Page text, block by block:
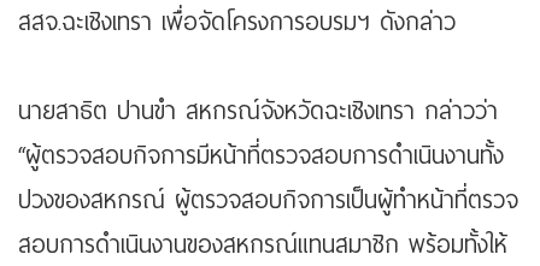
สสจ.ฉะเชิงเทรา เพื่อจัดโครงการอบรมฯ ดังกล่าว
นายสาธิต ปานขำ สหกรณ์จังหวัดฉะเชิงเทรา กล่าวว่า
“ผู้ตรวจสอบกิจการมีหน้าที่ตรวจสอบการดำเนินงานทั้ง
ปวงของสหกรณ์ ผู้ตรวจสอบกิจการเป็นผู้ทำหน้าที่ตรวจ
สอบการดำเนินงานของสหกรณ์แทนสมาชิก พร้อมทั้งให้